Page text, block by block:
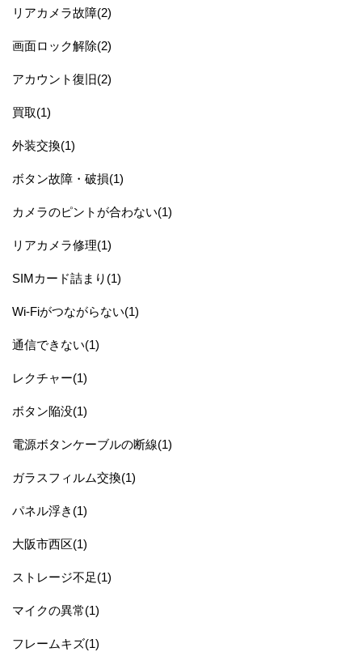
リアカメラ故障(2)
画面ロック解除(2)
アカウント復旧(2)
買取(1)
外装交換(1)
ボタン故障・破損(1)
カメラのピントが合わない(1)
リアカメラ修理(1)
SIMカード詰まり(1)
Wi-Fiがつながらない(1)
通信できない(1)
レクチャー(1)
ボタン陥没(1)
電源ボタンケーブルの断線(1)
ガラスフィルム交換(1)
パネル浮き(1)
大阪市西区(1)
ストレージ不足(1)
マイクの異常(1)
フレームキズ(1)